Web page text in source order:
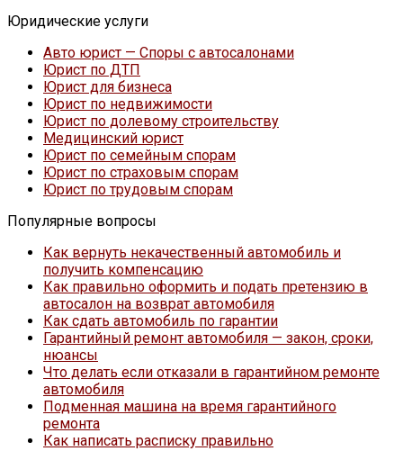
Юридические услуги
Авто юрист — Споры с автосалонами
Юрист по ДТП
Юрист для бизнеса
Юрист по недвижимости
Юрист по долевому строительству
Медицинский юрист
Юрист по семейным спорам
Юрист по страховым спорам
Юрист по трудовым спорам
Популярные вопросы
Как вернуть некачественный автомобиль и
получить компенсацию
Как правильно оформить и подать претензию в
автосалон на возврат автомобиля
Как сдать автомобиль по гарантии
Гарантийный ремонт автомобиля — закон, сроки,
нюансы
Что делать если отказали в гарантийном ремонте
автомобиля
Подменная машина на время гарантийного
ремонта
Как написать расписку правильно